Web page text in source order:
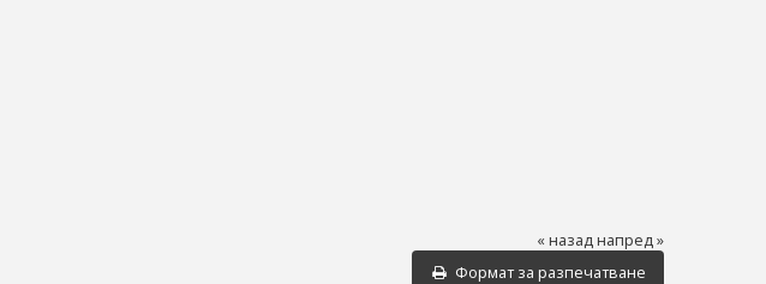
« назаднапред »
Формат за разпечатване